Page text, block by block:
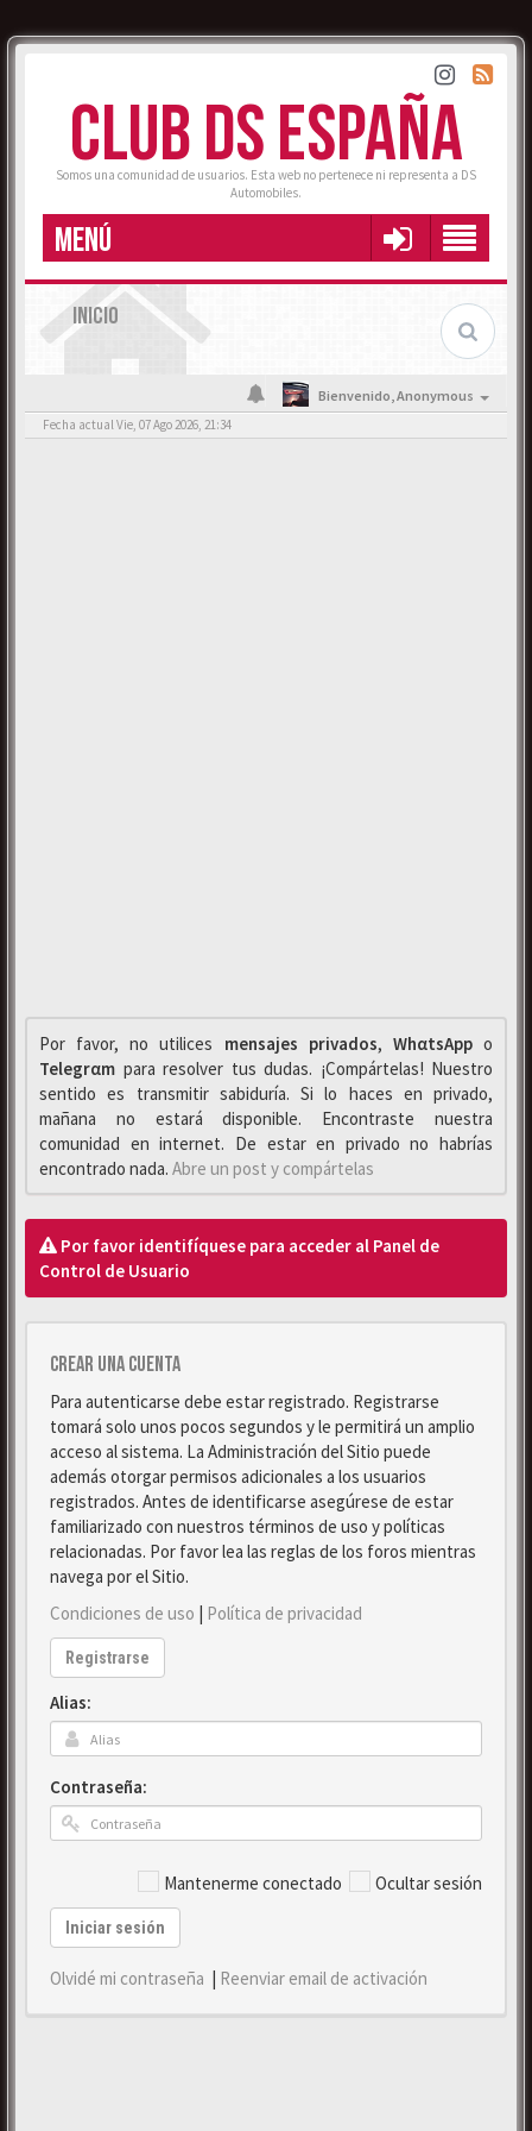
CLUB DS ESPAÑA
Somos una comunidad de usuarios. Esta web no pertenece ni representa a DS
Automobiles.
MENÚ
INICIO
Bienvenido,Anonymous
Fecha actual Vie, 07 Ago 2026, 21:34
Por favor, no utilices mensajes privados, WhαtsAppo
Telegrαm para resolver tus dudas. ¡Compártelas! Nuestro
sentido es transmitir sabiduría. Si lo haces en privado,
mañana no estará disponible. Encontraste nuestra
comunidad en internet. De estar en privado no habrías
encontrado nada. Abre un post y compártelas
Por favor identifíquese para acceder al Panel de
Control de Usuario
Crear una cuenta
Para autenticarse debe estar registrado. Registrarse
tomará solo unos pocos segundos y le permitirá un amplio
acceso al sistema. La Administración del Sitio puede
además otorgar permisos adicionales a los usuarios
registrados. Antes de identificarse asegúrese de estar
familiarizado con nuestros términos de uso y políticas
relacionadas. Por favor lea las reglas de los foros mientras
navega por el Sitio.
Condiciones de uso | Política de privacidad
Registrarse
Alias:
Contraseña:
Mantenerme conectado Ocultar sesión
Iniciar sesión
Olvidé mi contraseña | Reenviar email de activación